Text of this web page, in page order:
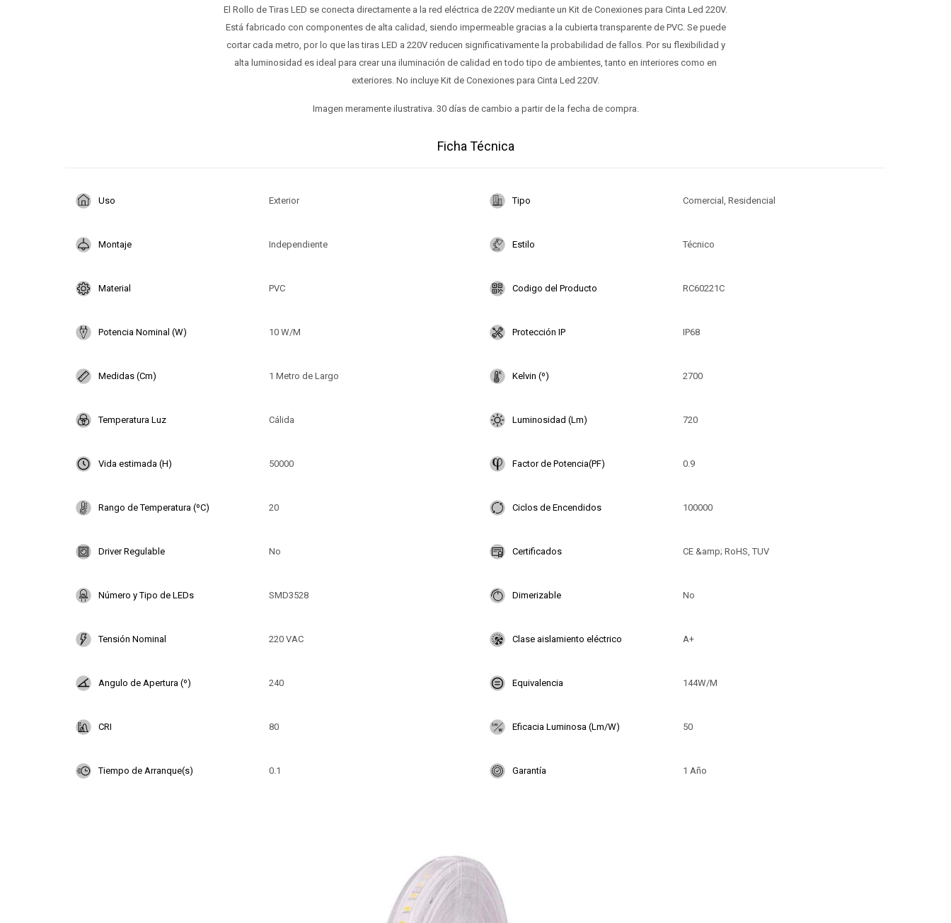
El Rollo de Tiras LED se conecta directamente a la red eléctrica de 220V mediante un Kit de Conexiones para Cinta Led 220V.
Está fabricado con componentes de alta calidad, siendo impermeable gracias a la cubierta transparente de PVC. Se puede
cortar cada metro, por lo que las tiras LED a 220V reducen significativamente la probabilidad de fallos. Por su flexibilidad y
alta luminosidad es ideal para crear una iluminación de calidad en todo tipo de ambientes, tanto en interiores como en
exteriores. No incluye Kit de Conexiones para Cinta Led 220V.
Imagen meramente ilustrativa. 30 días de cambio a partir de la fecha de compra.
Ficha Técnica
Uso Exterior Tipo Comercial, Residencial
Montaje Independiente Estilo Técnico
Material PVC Codigo del Producto RC60221C
Potencia Nominal (W) 10 W/M Protección IP IP68
Medidas (Cm) 1 Metro de Largo Kelvin (º) 2700
Temperatura Luz Cálida Luminosidad (Lm) 720
Vida estimada (H) 50000 Factor de Potencia(PF) 0.9
Rango de Temperatura (ºC) 20 Ciclos de Encendidos 100000
Driver Regulable No Certificados CE &amp; RoHS, TUV
Número y Tipo de LEDs SMD3528 Dimerizable No
Tensión Nominal 220 VAC Clase aislamiento eléctrico A+
Angulo de Apertura (º) 240 Equivalencia 144W/M
CRI 80 Eficacia Luminosa (Lm/W) 50
Tiempo de Arranque(s) 0.1 Garantía 1 Año